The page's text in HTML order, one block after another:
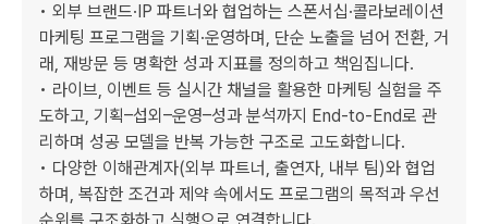
• 외부 브랜드·IP 파트너와 협업하는 스폰서십·콜라보레이션
마케팅 프로그램을 기획·운영하며, 단순 노출을 넘어 전환, 거
래, 재방문 등 명확한 성과 지표를 정의하고 책임집니다.
• 라이브, 이벤트 등 실시간 채널을 활용한 마케팅 실험을 주
도하고, 기획–섭외–운영–성과 분석까지 End-to-End로 관
리하며 성공 모델을 반복 가능한 구조로 고도화합니다.
• 다양한 이해관계자(외부 파트너, 출연자, 내부 팀)와 협업
하며, 복잡한 조건과 제약 속에서도 프로그램의 목적과 우선